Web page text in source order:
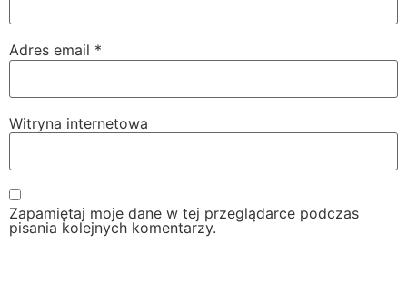
Adres email *
Witryna internetowa
Zapamiętaj moje dane w tej przeglądarce podczas
pisania kolejnych komentarzy.